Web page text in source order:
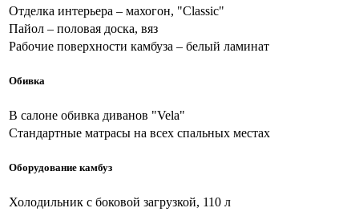
Отделка интерьера – махогон, "Classic"
Пайол – половая доска, вяз
Рабочие поверхности камбуза – белый ламинат
Обивка
В салоне обивка диванов "Vela"
Стандартные матрасы на всех спальных местах
Оборудование камбуз
Холодильник с боковой загрузкой, 110 л